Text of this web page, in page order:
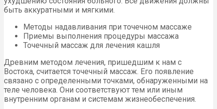
быть аккуратными и мягкими.
Методы надавливания при точечном массаже
Приемы выполнения процедуры массажа
Точечный массаж для лечения кашля
Древним методом лечения, пришедшим к нам с
Востока, считается точечный массаж. Его появление
связано с определенными точками, обнаруженными на
теле человека. Они соответствуют тем или иным
внутренним органам и системам жизнеобеспечения.